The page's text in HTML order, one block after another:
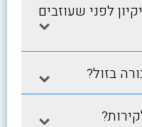
לפני שעוזבים
בזול?